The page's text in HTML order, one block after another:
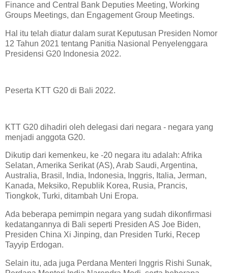
Finance and Central Bank Deputies Meeting, Working
Groups Meetings, dan Engagement Group Meetings.
Hal itu telah diatur dalam surat Keputusan Presiden Nomor
12 Tahun 2021 tentang Panitia Nasional Penyelenggara
Presidensi G20 Indonesia 2022.
Peserta KTT G20 di Bali 2022.
KTT G20 dihadiri oleh delegasi dari negara - negara yang
menjadi anggota G20.
Dikutip dari kemenkeu, ke -20 negara itu adalah: Afrika
Selatan, Amerika Serikat (AS), Arab Saudi, Argentina,
Australia, Brasil, India, Indonesia, Inggris, Italia, Jerman,
Kanada, Meksiko, Republik Korea, Rusia, Prancis,
Tiongkok, Turki, ditambah Uni Eropa.
Ada beberapa pemimpin negara yang sudah dikonfirmasi
kedatangannya di Bali seperti Presiden AS Joe Biden,
Presiden China Xi Jinping, dan Presiden Turki, Recep
Tayyip Erdogan.
Selain itu, ada juga Perdana Menteri Inggris Rishi Sunak,